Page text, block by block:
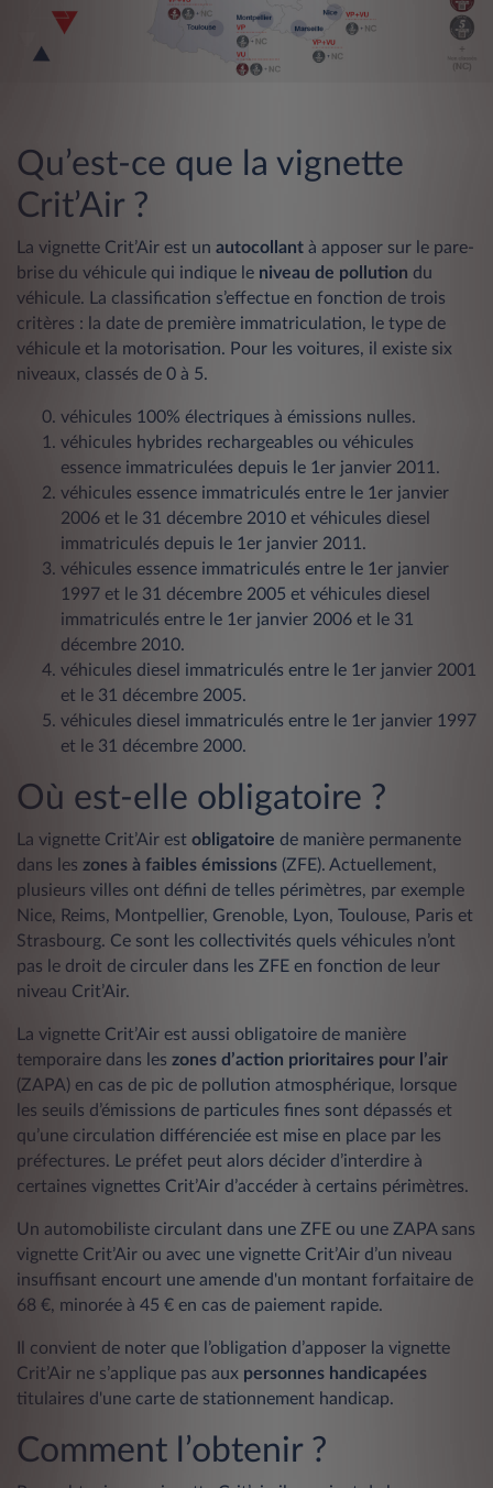
Qu’est-ce que la vignette
Crit’Air ?
La vignette Crit’Air est un autocollant à apposer sur le pare-
brise du véhicule qui indique le niveau de pollution du
véhicule. La classification s’effectue en fonction de trois
critères : la date de première immatriculation, le type de
véhicule et la motorisation. Pour les voitures, il existe six
niveaux, classés de 0 à 5.
véhicules 100% électriques à émissions nulles.
véhicules hybrides rechargeables ou véhicules
essence immatriculées depuis le 1er janvier 2011.
véhicules essence immatriculés entre le 1er janvier
2006 et le 31 décembre 2010 et véhicules diesel
immatriculés depuis le 1er janvier 2011.
véhicules essence immatriculés entre le 1er janvier
1997 et le 31 décembre 2005 et véhicules diesel
immatriculés entre le 1er janvier 2006 et le 31
décembre 2010.
véhicules diesel immatriculés entre le 1er janvier 2001
et le 31 décembre 2005.
véhicules diesel immatriculés entre le 1er janvier 1997
et le 31 décembre 2000.
Où est-elle obligatoire ?
La vignette Crit’Air est obligatoire de manière permanente
dans les zones à faibles émissions (ZFE). Actuellement,
plusieurs villes ont défini de telles périmètres, par exemple
Nice, Reims, Montpellier, Grenoble, Lyon, Toulouse, Paris et
Strasbourg. Ce sont les collectivités quels véhicules n’ont
pas le droit de circuler dans les ZFE en fonction de leur
niveau Crit’Air.
La vignette Crit’Air est aussi obligatoire de manière
temporaire dans les zones d’action prioritaires pour l’air
(ZAPA) en cas de pic de pollution atmosphérique, lorsque
les seuils d’émissions de particules fines sont dépassés et
qu’une circulation différenciée est mise en place par les
préfectures. Le préfet peut alors décider d’interdire à
certaines vignettes Crit’Air d’accéder à certains périmètres.
Un automobiliste circulant dans une ZFE ou une ZAPA sans
vignette Crit’Air ou avec une vignette Crit’Air d’un niveau
insuffisant encourt une amende d'un montant forfaitaire de
68 €, minorée à 45 € en cas de paiement rapide.
Il convient de noter que l’obligation d’apposer la vignette
Crit’Air ne s’applique pas aux personnes handicapées
titulaires d'une carte de stationnement handicap.
Comment l’obtenir ?